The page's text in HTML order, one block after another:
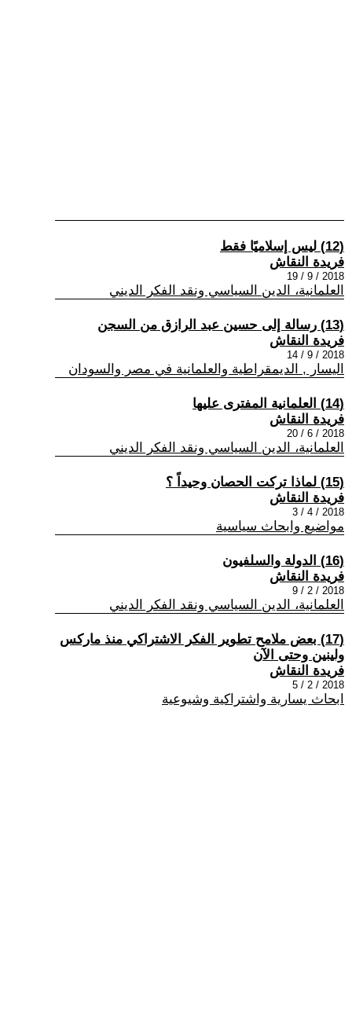
(12) ليس إسلاميًا فقط
فريدة النقاش
2018 / 9 / 19
العلمانية، الدين السياسي ونقد الفكر الديني
(13) رسالة إلى حسين عبد الرازق من السجن
فريدة النقاش
2018 / 9 / 14
اليسار , الديمقراطية والعلمانية في مصر والسودان
(14) العلمانية المفترى عليها
فريدة النقاش
2018 / 6 / 20
العلمانية، الدين السياسي ونقد الفكر الديني
(15) لماذا تركت الحصان وحيداً ؟
فريدة النقاش
2018 / 4 / 3
مواضيع وابحاث سياسية
(16) الدولة والسلفيون
فريدة النقاش
2018 / 2 / 9
العلمانية، الدين السياسي ونقد الفكر الديني
(17) بعض ملامح تطوير الفكر الاشتراكي منذ ماركس
ولينين وحتى الآن
فريدة النقاش
2018 / 2 / 5
ابحاث يسارية واشتراكية وشيوعية